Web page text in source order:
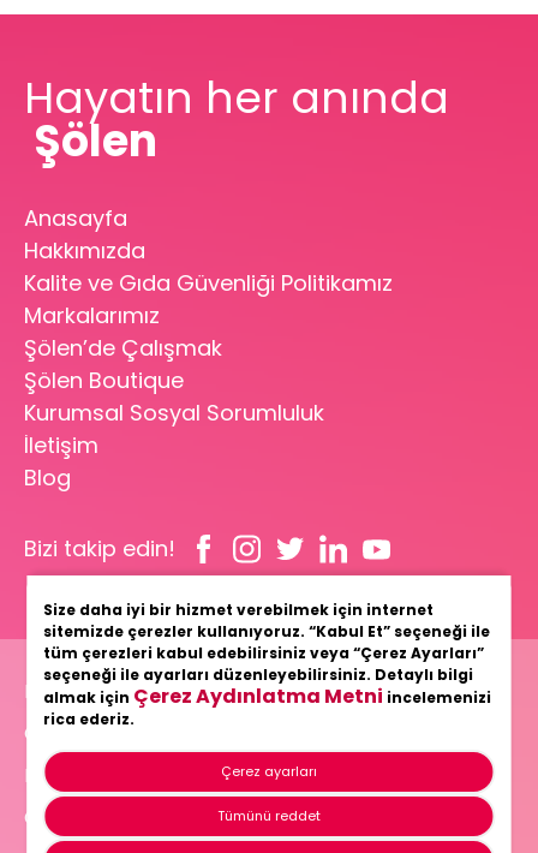
Hayatın her anında
Şölen
Anasayfa
Hakkımızda
Kalite ve Gıda Güvenliği Politikamız
Markalarımız
Şölen’de Çalışmak
Şölen Boutique
Kurumsal Sosyal Sorumluluk
İletişim
Blog
Bizi takip edin!
Bilgi Toplumu Hizmetleri
Gizlilik ve Güvenlik Politikamız
Kişisel Verilerin Korunması
Çerez Politikası
Size daha iyi bir hizmet verebilmek için internet
sitemizde çerezler kullanıyoruz. “Kabul Et” seçeneği ile
tüm çerezleri kabul edebilirsiniz veya “Çerez Ayarları”
seçeneği ile ayarları düzenleyebilirsiniz. Detaylı bilgi
almak için Çerez Aydınlatma Metni incelemenizi
rica ederiz.
Çerez ayarları
Tümünü reddet